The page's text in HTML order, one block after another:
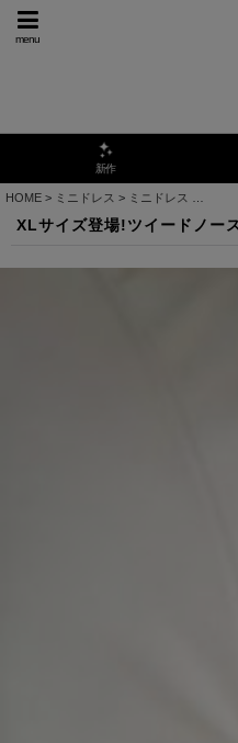
menu
新作
HOME > ミニドレス > ミニドレス
XLサイズ登場!ツイードノー